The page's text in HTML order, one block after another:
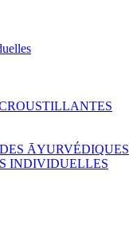
ĀYURVÉDIQUES
INDIVIDUELLES